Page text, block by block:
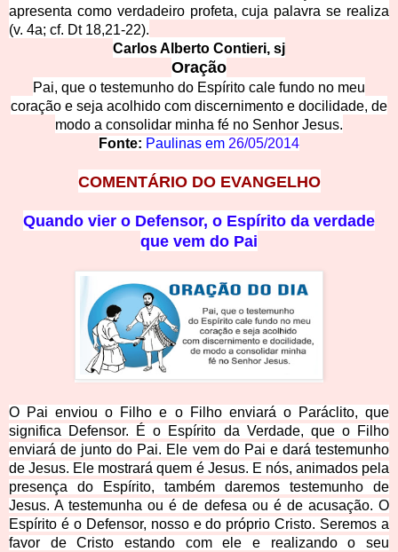
apresenta como verdadeiro profeta, cuja palavra se realiza
(v. 4a; cf. Dt 18,21-22).
Carlos Alberto Contieri, sj
Oração
Pai, que o testemunho do Espírito cale fundo no meu
coração e seja acolhido com discernimento e docilidade, de
modo a consolidar minha fé no Senhor Jesus.
Fonte: Paulinas em 26/05/2014
COMENTÁRIO DO EVANGELHO
Quando vier o Defensor, o Espírito da verdade
que vem do Pai
O Pai enviou o Filho e o Filho enviará o Paráclito, que
significa Defensor. É o Espírito da Verdade, que o Filho
enviará de junto do Pai. Ele vem do Pai e dará testemunho
de Jesus. Ele mostrará quem é Jesus. E nós, animados pela
presença do Espírito, também daremos testemunho de
Jesus. A testemunha ou é de defesa ou é de acusação. O
Espírito é o Defensor, nosso e do próprio Cristo. Seremos a
favor de Cristo estando com ele e realizando o seu